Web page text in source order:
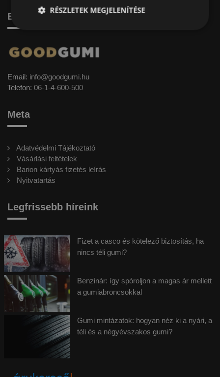
Elérhetőség
Email: info@goodgumi.hu
Telefon: 06-1-4-600-500
Meta
Adatvédelmi Tájékoztató
Vásárlási feltételek
Barion kártyás fizetés leírás
Nyitvatartás
Legfrissebb híreink
Fizet a casco és kötelező biztosítás, ha
nincs téli gumi?
Benzinár: így spóroljon a magas ár mellett
a gumiabroncsokkal
Gumi mintázatok: hogyan néz ki a nyári, a
téli és a négyévszakos gumi?
RÉSZLETEK MEGJELENÍTÉSE